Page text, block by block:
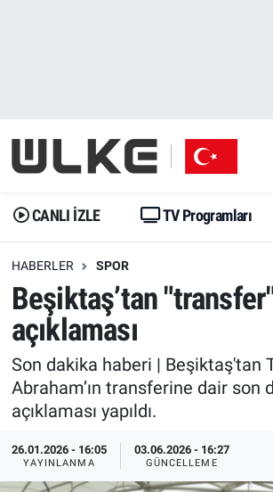
CANLI İZLE TV Programları
HABERLER SPOR
Beşiktaş’tan
açıklaması
Son dakika haberi | Beşiktaş'tan
Abraham’ın transferine dair son
açıklaması yapıldı.
26.01.2026 - 16:05
YAYINLANMA
03.06.2026 - 16:27
GÜNCELLEME
Gündem
Dünya
Erişim Bilgileri
Ekonomi
Trend
Yazarlar
Gündem
Trend
Erişim Bilgileri
Spor
Ekonomi
Medya
İstanbul Namaz Vakitleri
Trafik Durumu
Erişim Bilgileri
Tüm Manşetler
Son Dakika Haberleri